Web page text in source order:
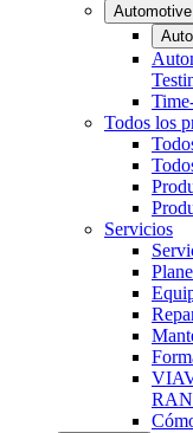
Todos los
Servicios